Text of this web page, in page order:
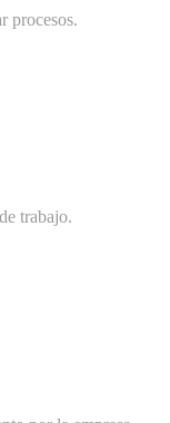
procesos.
trabajo.